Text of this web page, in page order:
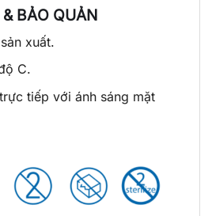
BẢO QUẢN
xuất.
C.
tiếp với ánh sáng mặt